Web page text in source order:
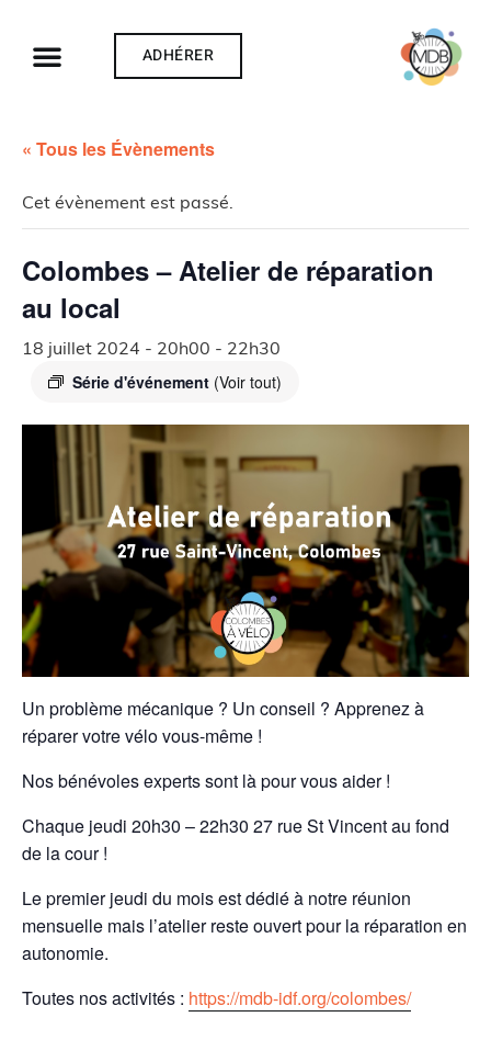
ADHÉRER
« Tous les Évènements
Cet évènement est passé.
Colombes – Atelier de réparation
au local
18 juillet 2024 - 20h00 - 22h30
Série d'événement (Voir tout)
Un problème mécanique ? Un conseil ? Apprenez à
réparer votre vélo vous-même !
Nos bénévoles experts sont là pour vous aider !
Chaque jeudi 20h30 – 22h30 27 rue St Vincent au fond
de la cour !
Le premier jeudi du mois est dédié à notre réunion
mensuelle mais l’atelier reste ouvert pour la réparation en
autonomie.
Toutes nos activités : https://mdb-idf.org/colombes/